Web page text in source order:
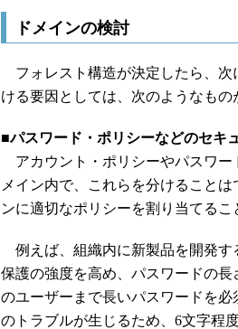
ドメインの検討
フォレスト構造が決定したら、次
ける要因としては、次のようなもの
■パスワード・ポリシーなどのセキ
アカウント・ポリシーやパスワー
メイン内で、これらを分けること
ンに適切なポリシーを割り当てるこ
例えば、組織内に新製品を開発す
保護の強度を高め、パスワードの
のユーザーまで長いパスワードを
のトラブルが生じるため、6文字程